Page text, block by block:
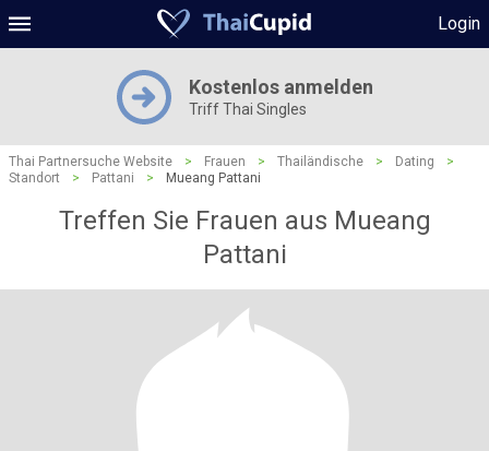
Login
Kostenlos anmelden
Triff Thai Singles
Thai Partnersuche Website > Frauen > Thailändische > Dating
>
Standort
> Pattani > Mueang Pattani
Treffen Sie Frauen aus Mueang
Pattani